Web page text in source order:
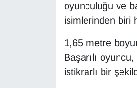
oyunculuğu ve
isimlerinden biri
1,65 metre
Başarılı
istikrarlı bir
HABERDE İNSAN